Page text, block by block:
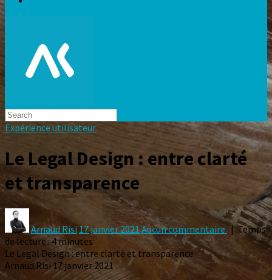
Expérience utilisateur
Le Legal Design : entre clarté
et transparence
Arnaud Risi 17 janvier 2021Aucun commentaire| Temps
de lecture : 4 minutes
Le Legal Design : entre clarté et transparence
Arnaud Risi17 janvier 2021